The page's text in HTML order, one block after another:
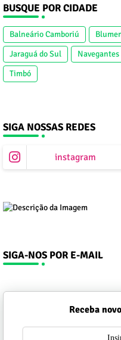
BUSQUE POR CIDADE
Balneário Camboriú
Jaraguá do Sul
Navegantes
Timbó
SIGA NOSSAS REDES
instagram
SIGA-NOS POR E-MAIL
Receba